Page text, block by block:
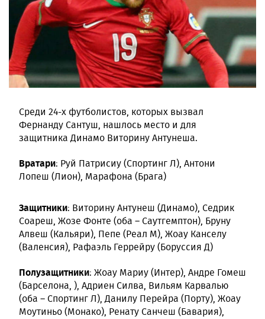
Среди 24-х футболистов, которых вызвал
Фернанду Сантуш, нашлось место и для
защитника Динамо Виторину Антунеша.
Вратари: Руй Патрисиу (Спортинг Л), Антони
Лопеш (Лион), Марафона (Брага)
Защитники: Виторину Антунеш (Динамо), Седрик
Соареш, Жозе Фонте (оба – Саутгемптон), Бруну
Алвеш (Кальяри), Пепе (Реал М), Жоау Канселу
(Валенсия), Рафаэль Геррейру (Боруссия Д)
Полузащитники: Жоау Мариу (Интер), Андре Гомеш
(Барселона, ), Адриен Силва, Вильям Карвалью
(оба – Спортинг Л), Данилу Перейра (Порту), Жоау
Моутиньо (Монако), Ренату Санчеш (Бавария),